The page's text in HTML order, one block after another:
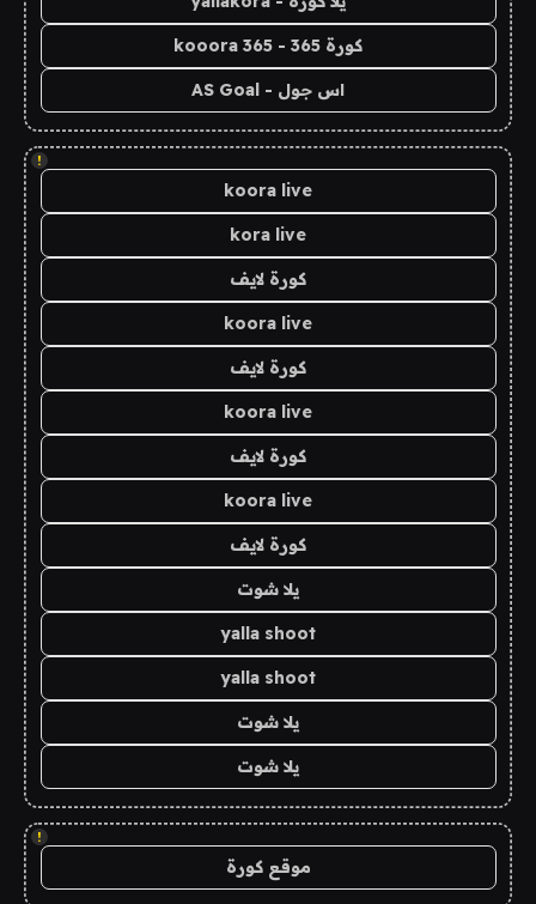
كورة 365 - kooora 365
اس جول - AS Goal
!
koora live
kora live
كورة لايف
koora live
كورة لايف
koora live
كورة لايف
koora live
كورة لايف
يلا شوت
yalla shoot
yalla shoot
يلا شوت
يلا شوت
!
موقع كورة